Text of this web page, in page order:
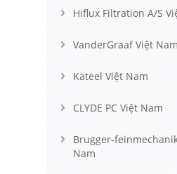
Hiflux Filtration A/S
VanderGraaf Việt Nam
Kateel Việt Nam
CLYDE PC Việt Nam
Brugger-
Nam